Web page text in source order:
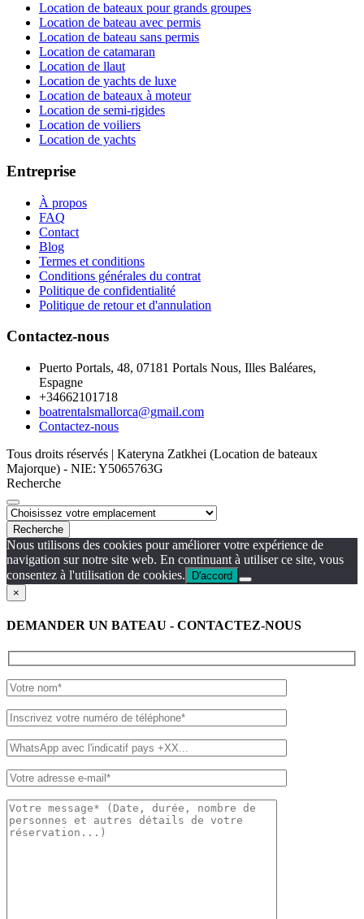
Location de bateaux pour grands groupes
Location de bateau avec permis
Location de bateau sans permis
Location de catamaran
Location de llaut
Location de yachts de luxe
Location de bateaux à moteur
Location de semi-rigides
Location de voiliers
Location de yachts
Entreprise
À propos
FAQ
Contact
Blog
Termes et conditions
Conditions générales du contrat
Politique de confidentialité
Politique de retour et d'annulation
Contactez-nous
Puerto Portals, 48, 07181 Portals Nous, Illes Baléares,
Espagne
+34662101718
boatrentalsmallorca@gmail.com
Contactez-nous
Tous droits réservés | Kateryna Zatkhei (Location de bateaux
Majorque) - NIE: Y5065763G
Recherche
Recherche
Nous utilisons des cookies pour améliorer votre expérience de
navigation sur notre site web. En continuant à utiliser ce site, vous
consentez à l'utilisation de cookies.
D'accord
×
DEMANDER UN BATEAU - CONTACTEZ-NOUS